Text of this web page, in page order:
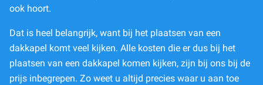
ook hoort.
Dat is heel belangrijk, want bij het plaatsen van een
dakkapel komt veel kijken. Alle kosten die er dus bij het
plaatsen van een dakkapel komen kijken, zijn bij ons bij de
prijs inbegrepen. Zo weet u altijd precies waar u aan toe